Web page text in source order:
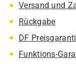
Versand und
Rückgabe
DF
Funktions-